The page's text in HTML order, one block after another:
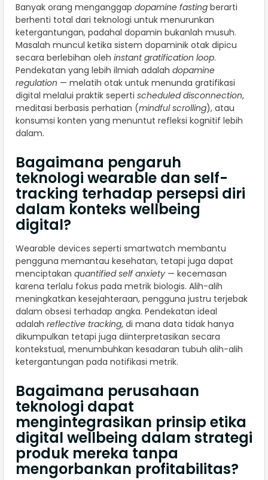
Banyak orang menganggap dopamine fasting berarti
berhenti total dari teknologi untuk menurunkan
ketergantungan, padahal dopamin bukanlah musuh.
Masalah muncul ketika sistem dopaminik otak dipicu
secara berlebihan oleh instant gratification loop.
Pendekatan yang lebih ilmiah adalah dopamine
regulation — melatih otak untuk menunda gratifikasi
digital melalui praktik seperti scheduled disconnection,
meditasi berbasis perhatian (mindful scrolling), atau
konsumsi konten yang menuntut refleksi kognitif lebih
dalam.
Bagaimana pengaruh
teknologi wearable dan self-
tracking terhadap persepsi diri
dalam konteks wellbeing
digital?
Wearable devices seperti smartwatch membantu
pengguna memantau kesehatan, tetapi juga dapat
menciptakan quantified self anxiety — kecemasan
karena terlalu fokus pada metrik biologis. Alih-alih
meningkatkan kesejahteraan, pengguna justru terjebak
dalam obsesi terhadap angka. Pendekatan ideal
adalah reflective tracking, di mana data tidak hanya
dikumpulkan tetapi juga diinterpretasikan secara
kontekstual, menumbuhkan kesadaran tubuh alih-alih
ketergantungan pada notifikasi metrik.
Bagaimana perusahaan
teknologi dapat
mengintegrasikan prinsip etika
digital wellbeing dalam strategi
produk mereka tanpa
mengorbankan profitabilitas?